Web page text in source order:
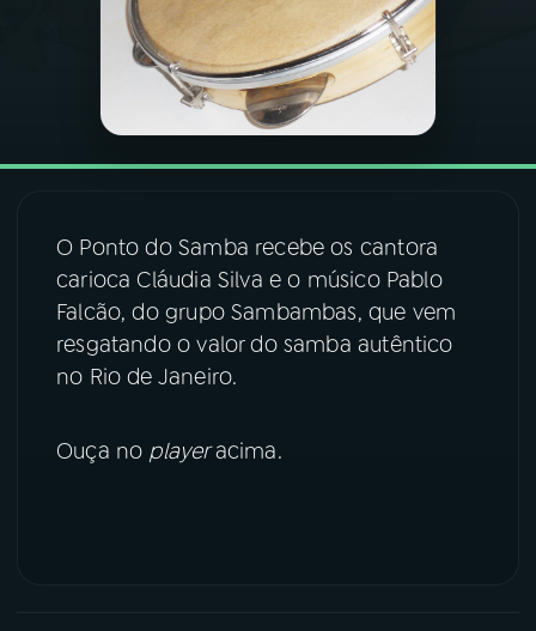
PROGRAMAS
PODCASTS
07ÚLTIMAS
08FESTIVAL DE MÚSICA
O Ponto do Samba recebe os cantora
carioca Cláudia Silva e o músico Pablo
Falcão, do grupo Sambambas, que vem
resgatando o valor do samba autêntico
no Rio de Janeiro.
Ouça no playeracima.